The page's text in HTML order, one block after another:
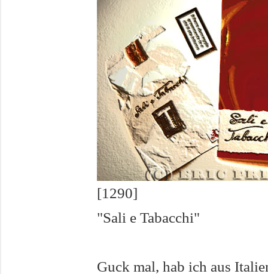
[1290]
"Sali e Tabacchi"
Guck mal, hab ich aus